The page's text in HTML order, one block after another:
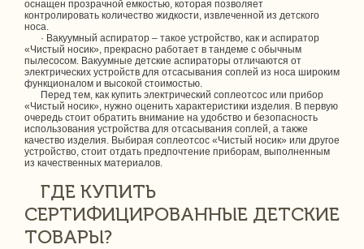
оснащен прозрачной емкостью, которая позволяет
контролировать количество жидкости, извлеченной из детского
носа.
· Вакуумный аспиратор – такое устройство, как и аспиратор
«Чистый носик», прекрасно работает в тандеме с обычным
пылесосом. Вакуумные детские аспираторы отличаются от
электрических устройств для отсасывания соплей из носа широким
функционалом и высокой стоимостью.
Перед тем, как купить электрический соплеотсос или прибор
«Чистый носик», нужно оценить характеристики изделия. В первую
очередь стоит обратить внимание на удобство и безопасность
использования устройства для отсасывания соплей, а также
качество изделия. Выбирая соплеотсос «Чистый носик» или другое
устройство, стоит отдать предпочтение приборам, выполненным
из качественных материалов.
ГДЕ КУПИТЬ
СЕРТИФИЦИРОВАННЫЕ ДЕТСКИЕ
ТОВАРЫ?